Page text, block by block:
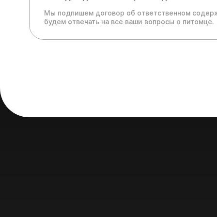
Мы подпишем договор об ответственном
будем отвечать на все ваши вопросы о питомце.